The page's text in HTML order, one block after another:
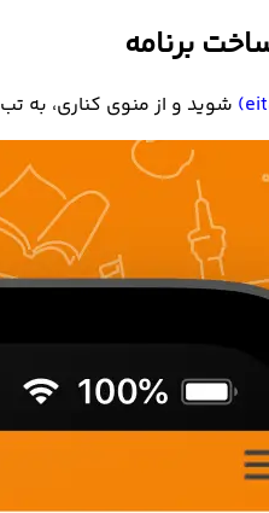
شوید و از منوی کناری، به تب